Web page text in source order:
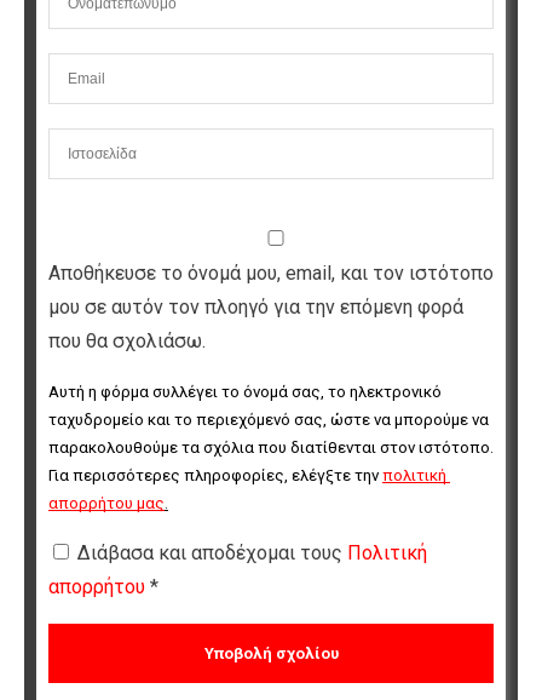
Αποθήκευσε το όνομά μου, email, και τον ιστότοπο
μου σε αυτόν τον πλοηγό για την επόμενη φορά
που θα σχολιάσω.
Αυτή η φόρμα συλλέγει το όνομά σας, το ηλεκτρονικό
ταχυδρομείο και το περιεχόμενό σας, ώστε να μπορούμε να
παρακολουθούμε τα σχόλια που διατίθενται στον ιστότοπο.
Για περισσότερες πληροφορίες, ελέγξτε την πολιτική
απορρήτου μας.
Διάβασα και αποδέχομαι τους Πολιτική
απορρήτου *